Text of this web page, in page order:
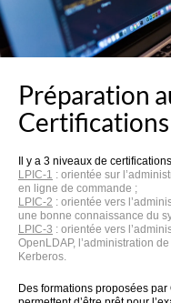
Préparation
Certifications
Il y a 3 niveaux de
LPIC-1 : orientée sur
en ligne de commande ;
LPIC-2 : orientée vers
une bonne connaissance du
LPIC-3 : orientée vers
OpenLDAP, l’administration
Kerberos.
Des formations proposées